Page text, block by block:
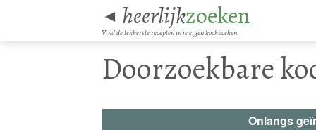
◄ heerlijkzoeken
Vind de lekkerste recepten in je eigen kookboeken.
Doorzoekbare
Onlangs